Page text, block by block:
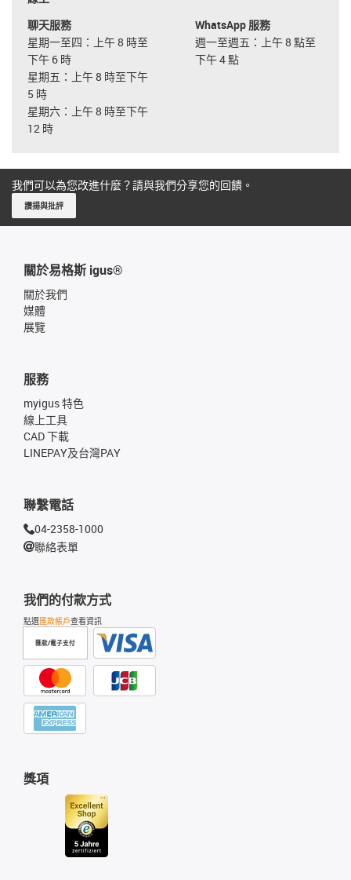
聊天服務
星期一至四：上午 8 時至
下午 6 時
星期五：上午 8 時至下午
5 時
星期六：上午 8 時至下午
12 時
WhatsApp 服務
週一至週五：上午 8 點至
下午 4 點
我們可以為您改進什麼？請與我們分享您的回饋。
讚揚與批評
關於易格斯 igus®
關於我們
媒體
展覽
我們的付款方式
點選匯款帳戶查看資訊
匯款/電子支付
服務
myigus 特色
線上工具
CAD 下載
LINEPAY及台灣PAY
獎項
聯繫電話
04-2358-1000
聯絡表單